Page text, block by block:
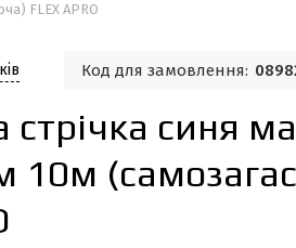
FLEX APRO
Код для замовлення:
стрiчка синя
10м